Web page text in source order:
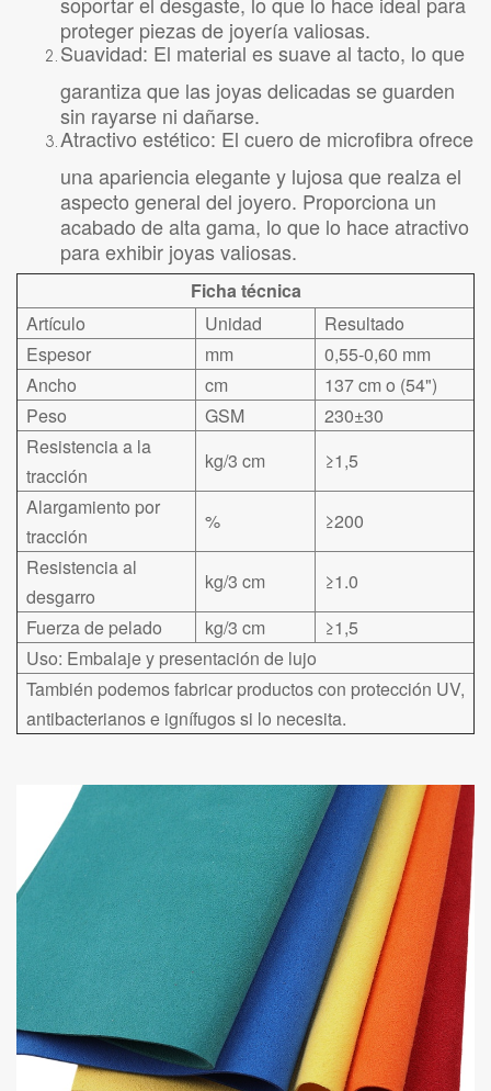
proteger piezas de joyería valiosas.
Suavidad: El material es suave al tacto, lo que
garantiza que las joyas delicadas se guarden
sin rayarse ni dañarse.
Atractivo estético: El cuero de microfibra ofrece
una apariencia elegante y lujosa que realza el
aspecto general del joyero. Proporciona un
acabado de alta gama, lo que lo hace atractivo
para exhibir joyas valiosas.
Ficha técnica
Artículo
Unidad
Resultado
Espesor
mm
0,55-0,60 mm
Ancho
cm
137 cm o (54")
Peso
GSM
230±30
Resistencia a la
tracción
kg/3 cm
≥1,5
Alargamiento por
tracción
%
≥200
Resistencia al
desgarro
kg/3 cm
≥1.0
Fuerza de pelado
kg/3 cm
≥1,5
Uso: Embalaje y presentación de lujo
También podemos fabricar productos con protección UV,
antibacterianos e ignífugos si lo necesita.